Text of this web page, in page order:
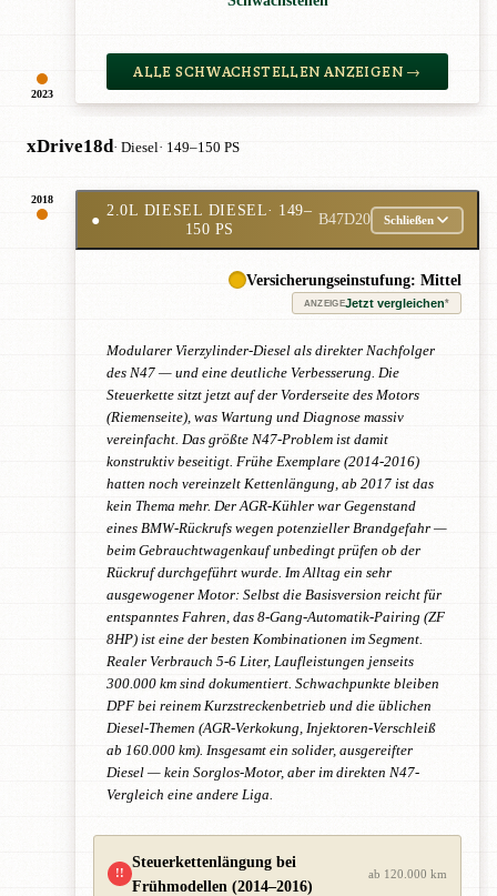
2023
ALLE SCHWACHSTELLEN ANZEIGEN →
xDrive18d· Diesel· 149–150 PS
2018
●
2.0L DIESEL DIESEL· 149–
150 PS
B47D20 Schließen
Versicherungseinstufung: Mittel
ANZEIGEJetzt vergleichen*
Modularer Vierzylinder-Diesel als direkter Nachfolger
des N47 — und eine deutliche Verbesserung. Die
Steuerkette sitzt jetzt auf der Vorderseite des Motors
(Riemenseite), was Wartung und Diagnose massiv
vereinfacht. Das größte N47-Problem ist damit
konstruktiv beseitigt. Frühe Exemplare (2014-2016)
hatten noch vereinzelt Kettenlängung, ab 2017 ist das
kein Thema mehr. Der AGR-Kühler war Gegenstand
eines BMW-Rückrufs wegen potenzieller Brandgefahr —
beim Gebrauchtwagenkauf unbedingt prüfen ob der
Rückruf durchgeführt wurde. Im Alltag ein sehr
ausgewogener Motor: Selbst die Basisversion reicht für
entspanntes Fahren, das 8-Gang-Automatik-Pairing (ZF
8HP) ist eine der besten Kombinationen im Segment.
Realer Verbrauch 5-6 Liter, Laufleistungen jenseits
300.000 km sind dokumentiert. Schwachpunkte bleiben
DPF bei reinem Kurzstreckenbetrieb und die üblichen
Diesel-Themen (AGR-Verkokung, Injektoren-Verschleiß
ab 160.000 km). Insgesamt ein solider, ausgereifter
Diesel — kein Sorglos-Motor, aber im direkten N47-
Vergleich eine andere Liga.
!!
Steuerkettenlängung bei
Frühmodellen (2014–2016)
ab 120.000 km